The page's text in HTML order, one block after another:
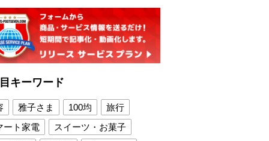
キーワード
雅子さま 100均
旅行
ート家電
スイーツ・お菓子